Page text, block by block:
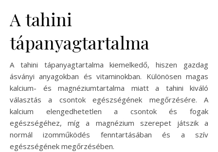
A tahini
tápanyagtartalma
A tahini tápanyagtartalma kiemelkedő, hiszen gazdag
ásványi anyagokban és vitaminokban. Különösen magas
kalcium- és magnéziumtartalma miatt a tahini kiváló
választás a csontok egészségének megőrzésére. A
kalcium elengedhetetlen a csontok és fogak
egészségéhez, míg a magnézium szerepet játszik a
normál izomműködés fenntartásában és a szív
egészségének megőrzésében.